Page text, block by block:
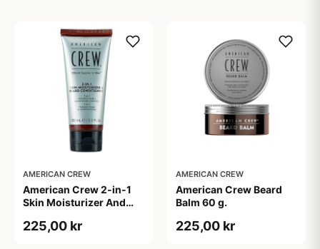
AMERICAN CREW
American Crew 2-in-1
Skin Moisturizer And
ml)
225,00 kr
AMERICAN CREW
American Crew Beard
Balm 60 g.
225,00 kr